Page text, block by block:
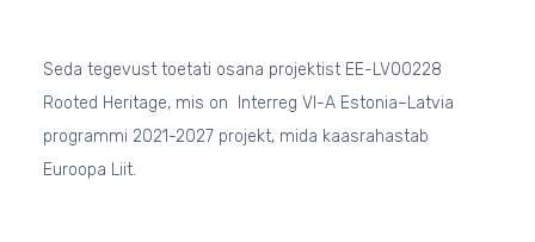
Seda tegevust toetati osana projektist EE-LV00228
Rooted Heritage, mis on Interreg VI-A Estonia–Latvia
programmi 2021-2027 projekt, mida kaasrahastab
Euroopa Liit.